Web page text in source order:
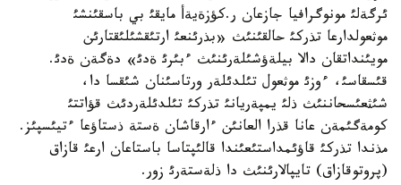
ئرگةلئ مونوگرافيا جازعان ر.كؤزةيةأ مايقئ بي باسقئنشئ
موثعولدارعا تذركئ حالقئنئث «بذرئنعئ ارتئقشئلئقتارئن
مويئنداتقان دالا بيلةؤشئلةرئنئث ءبئرئ ةدئ» دةگةن ةدئ.
قئسقاسئ، ءوزئ موثعول تئلدئلةر ورتاسئنان شئقسا دا،
شئثعئسحاننئث ذلئ يمپةريانئ تذركئ تئلدئلةردئث قؤاتتئ
كومةگئمةن عانا قذرا العانئن ءارقاشان ةستة ذستاؤعا ءتيئسپئز.
مذندا تذركئ قاؤئمداستئعئندا قالئپتاسا باستاعان ارعئ قازاق
(پروتوقازاق) تايپالارئنئث دا ذلةستةرئ زور.